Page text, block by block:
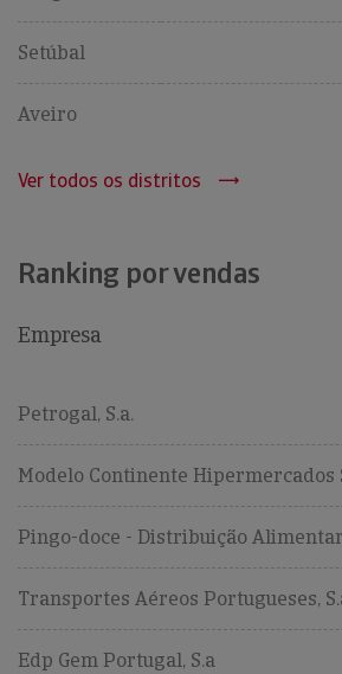
Setúbal
Aveiro
Ver todos os distritos
Ranking por vendas
Empresa
Petrogal, S.a.
Modelo Continente Hipermercados
Pingo-doce - Distribuição
Transportes Aéreos Portugueses,
Edp Gem Portugal, S.a